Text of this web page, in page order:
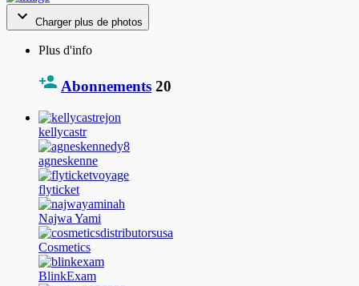
Charger plus de photos
Plus d'info
Abonnements 20
kellycastr
agneskenne
flyticket
Najwa Yami
Cosmetics
BlinkExam